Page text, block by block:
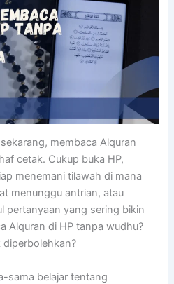
membaca Alquran
cetak. Cukup buka HP,
menemani tilawah di mana
menunggu antrian, atau
pertanyaan yang sering bikin
Alquran di HP tanpa wudhu?
diperbolehkan?
sama belajar tentang